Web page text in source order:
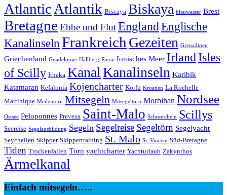
Atlantic Atlantik Biscaya Biskaya blauwasser Brest
Bretagne Ebbe und Flut EnglandEnglische
KanalinselnFrankreich Gezeiten Grenadinen
Griechenland Guadeloupe Hallberg-Rassy Ionisches Meer IrlandIsles
of Scilly Ithaka KanalKanalinseln Karibik
Katamaran Kefalonia Kojencharter Korfu Kroatien La Rochelle
Martinique Meilentörn Mitsegeln Mitsegeltörn Morbihan Nordsee
Ostsee Peloponnes Preveza Saint-Malo Schnorcheln Scillys
Seereise Segelausbildung Segeln Segelreise Segeltörn Segelyacht
Seychellen Skipper Skippertraining St. Malo St. Vincent Süd-Bretagne
Tiden Trockenfallen Törn yachtcharter Yachturlaub Zakynthos
Ärmelkanal
Einfach mitsegeln…..